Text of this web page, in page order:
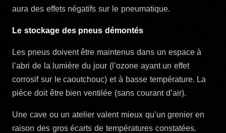
aura des effets négatifs sur le pneumatique.
Le stockage des pneus démontés
Les pneus doivent être maintenus dans un espace à
l’abri de la lumière du jour (l’ozone ayant un effet
corrosif sur le caoutchouc) et à basse température. La
pièce doit être bien ventilée (sans courant d’air).
Une cave ou un atelier valent mieux qu’un grenier en
raison des gros écarts de températures constatées.